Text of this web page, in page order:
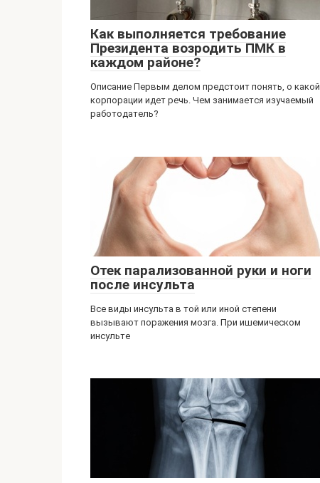
Как выполняется требование
Президента возродить ПМК в
каждом районе?
Описание Первым делом предстоит понять, о какой
корпорации идет речь. Чем занимается изучаемый
работодатель?
Отек парализованной руки и ноги
после инсульта
Все виды инсульта в той или иной степени
вызывают поражения мозга. При ишемическом
инсульте